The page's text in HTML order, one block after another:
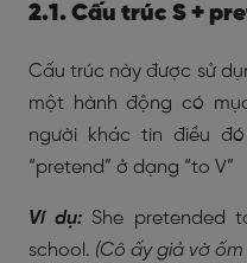
2.1. Cấu trúc S +
Cấu trúc này được sử
một hành động có
người khác tin điều
“pretend” ở dạng “to V”
Ví dụ: She pretended
school. (Cô ấy giả vờ